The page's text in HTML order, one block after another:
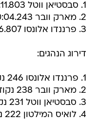
1. סבסטיאן ווטל 1:33:11.803 שעות
2. מארק וובר 00:04.243+ שניות
3. פרננדו אלונסו 00:06.807+ שניות
דירוג הנהגים:
1. פרננדו אלונסו 246 נקודות
2. מארק וובר 238 נקודות
3. סבסטיאן ווטל 231 נקודות
4. לואיס המילטון 222 נקודות